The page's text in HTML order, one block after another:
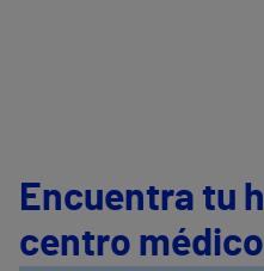
Encuentra tu
centro